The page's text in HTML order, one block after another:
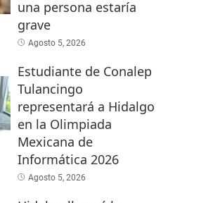
una persona estaría
grave
Agosto 5, 2026
Estudiante de Conalep
Tulancingo
representará a Hidalgo
en la Olimpiada
Mexicana de
Informática 2026
Agosto 5, 2026